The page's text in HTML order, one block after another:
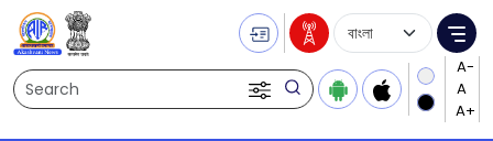
Search
Language